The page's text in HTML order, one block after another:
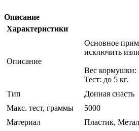
Описание
Характеристики
Описание
Основное
исключить
Вес кормушки:
Тест: до 5 кг.
Тип
Донная снасть
Макс. тест, граммы
5000
Материал
Пластик,